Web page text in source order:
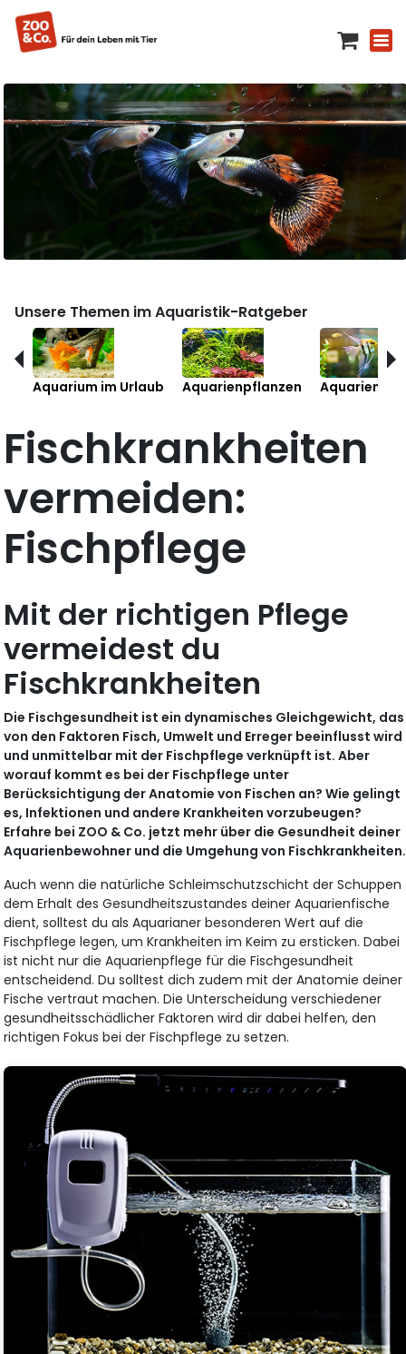
Unsere Themen im Aquaristik-Ratgeber
Aquarium im Urlaub Aquarienpflanzen
Fischkrankheiten
vermeiden:
Fischpflege
Mit der richtigen Pflege
vermeidest du
Fischkrankheiten
Die Fischgesundheit ist ein dynamisches Gleichgewicht, das
von den Faktoren Fisch, Umwelt und Erreger beeinflusst wird
und unmittelbar mit der Fischpflege verknüpft ist. Aber
worauf kommt es bei der Fischpflege unter
Berücksichtigung der Anatomie von Fischen an? Wie gelingt
es, Infektionen und andere Krankheiten vorzubeugen?
Erfahre bei ZOO & Co. jetzt mehr über die Gesundheit deiner
Aquarienbewohner und die Umgehung von Fischkrankheiten.
Auch wenn die natürliche Schleimschutzschicht der Schuppen
dem Erhalt des Gesundheitszustandes deiner Aquarienfische
dient, solltest du als Aquarianer besonderen Wert auf die
Fischpflege legen, um Krankheiten im Keim zu ersticken. Dabei
ist nicht nur die Aquarienpflege für die Fischgesundheit
entscheidend. Du solltest dich zudem mit der Anatomie deiner
Fische vertraut machen. Die Unterscheidung verschiedener
gesundheitsschädlicher Faktoren wird dir dabei helfen, den
richtigen Fokus bei der Fischpflege zu setzen.